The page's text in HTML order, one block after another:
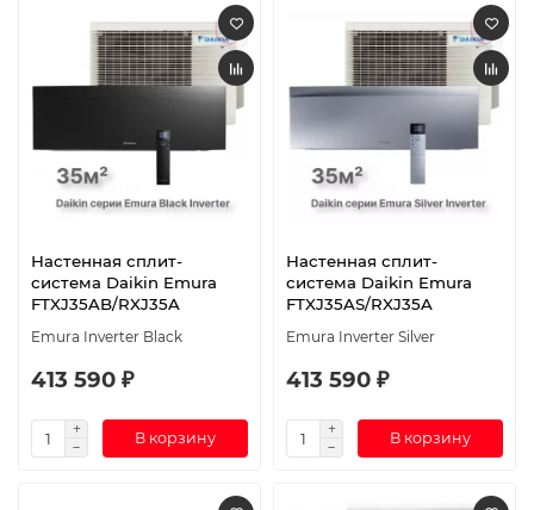
Настенная сплит-
система Daikin Emura
FTXJ35AB/RXJ35A
Emura Inverter Black
413 590 ₽
В корзину
Настенная сплит-
система Daikin Emura
FTXJ35AS/RXJ35A
Emura Inverter Silver
413 590 ₽
В корзину